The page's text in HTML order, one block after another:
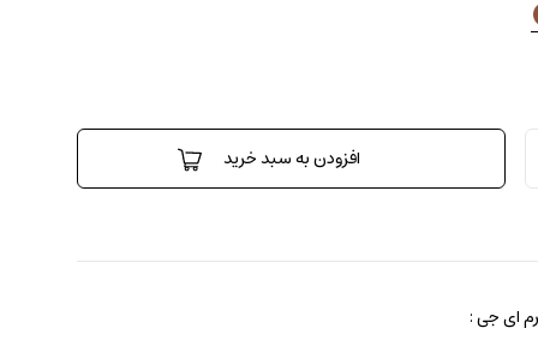
افزودن به سبد خرید
ای جی :